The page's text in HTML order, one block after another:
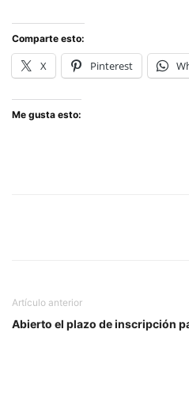
Comparte esto:
X Pinterest
Me gusta esto:
Artículo anterior
Abierto el plazo de inscripción